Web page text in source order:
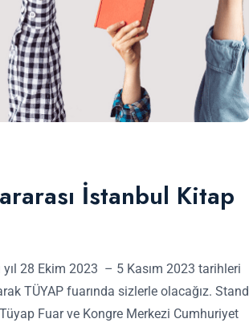
İstanbul Kitap
28 Ekim 2023 – 5 Kasım 2023 tarihleri
TÜYAP fuarında sizlerle olacağız. Stand
Fuar ve Kongre Merkezi Cumhuriyet